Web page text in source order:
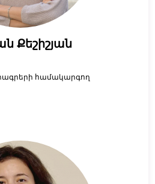
Քեշիշյան
համակարգող